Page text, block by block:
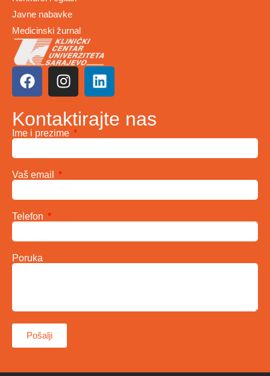
Javne nabavke
Medicinski žurnal
Kontaktirajte nas
Ime i prezime
Vaš email
Telefon
Poruka
Pošalji